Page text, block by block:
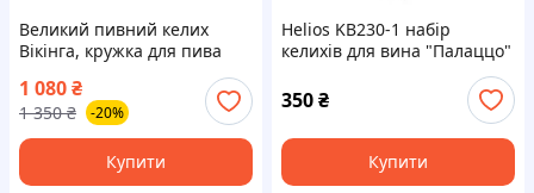
Великий пивний келих
Вікінга, кружка для пива
танкард з імітацією дерева.
1 080₴
1 350 ₴ -20%
Купити
Helios KB230-1 набір
келихів для вина "Палаццо"
350₴
Купити